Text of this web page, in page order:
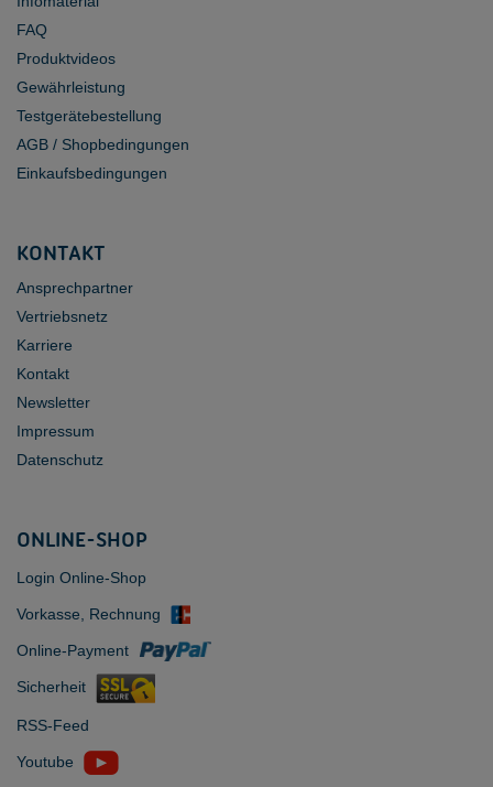
FAQ
Produktvideos
Gewährleistung
Testgerätebestellung
AGB / Shopbedingungen
Einkaufsbedingungen
KONTAKT
Ansprechpartner
Vertriebsnetz
Karriere
Kontakt
Newsletter
Impressum
Datenschutz
ONLINE-SHOP
Login Online-Shop
Vorkasse, Rechnung
Online-Payment
Sicherheit
RSS-Feed
Youtube